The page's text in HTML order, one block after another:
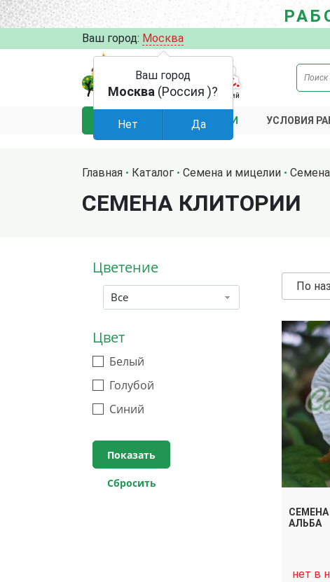
Ваш город: Москва
КАТАЛОГ АКЦИИ УСЛОВИЯ
Главная Каталог Семена и мицелии
СЕМЕНА КЛИТОРИИ
Цветение
Все
Цвет
Белый
Голубой
Синий
По
АЛЬБА
нет в
Ваш город
Москва (Россия )?
Нет Да